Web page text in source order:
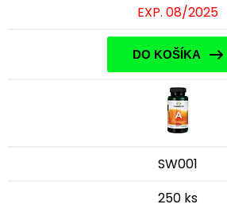
EXP. 08/2025
DO KOŠÍKA
SW001
250 ks